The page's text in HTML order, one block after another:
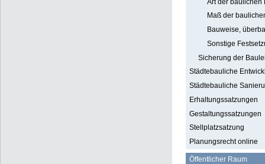
Maß der
Bauweise,
Sonstige
Sicherung der
Städtebauliche
Städtebauliche
Erhaltungssatzungen
Gestaltungssatzungen
Stellplatzsatzung
Planungsrecht online
Öffentlicher Raum